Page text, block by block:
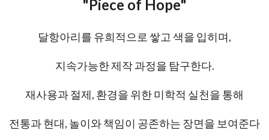
"Piece of Hope"
달항아리를 유희적으로 쌓고 색을 입히며,
지속가능한 제작 과정을 탐구한다.
재사용과 절제, 환경을 위한 미학적 실천을 통해
전통과 현대, 놀이와 책임이 공존하는 장면을 보여준다